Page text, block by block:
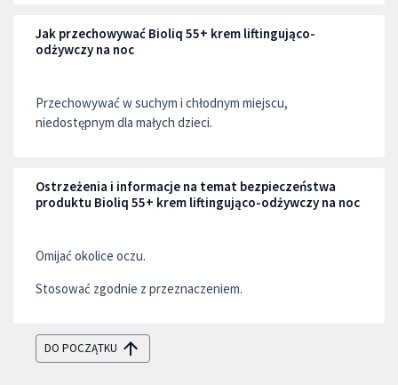
Jak przechowywać Bioliq 55+ krem liftingująco-
odżywczy na noc
Przechowywać w suchym i chłodnym miejscu,
niedostępnym dla małych dzieci.
Ostrzeżenia i informacje na temat bezpieczeństwa
produktu Bioliq 55+ krem liftingująco-odżywczy na noc
Omijać okolice oczu.
Stosować zgodnie z przeznaczeniem.
DO POCZĄTKU